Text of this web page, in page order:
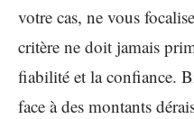
votre cas, ne vous
critère ne doit jamais
fiabilité et la confiance.
face à des montants